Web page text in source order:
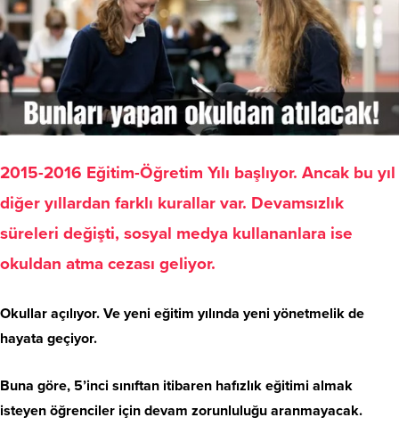
2015-2016 Eğitim-Öğretim Yılı başlıyor. Ancak bu yıl
diğer yıllardan farklı kurallar var. Devamsızlık
süreleri değişti, sosyal medya kullananlara ise
okuldan atma cezası geliyor.
Okullar açılıyor. Ve yeni eğitim yılında yeni yönetmelik de
hayata geçiyor.
Buna göre, 5’inci sınıftan itibaren hafızlık eğitimi almak
isteyen öğrenciler için devam zorunluluğu aranmayacak.